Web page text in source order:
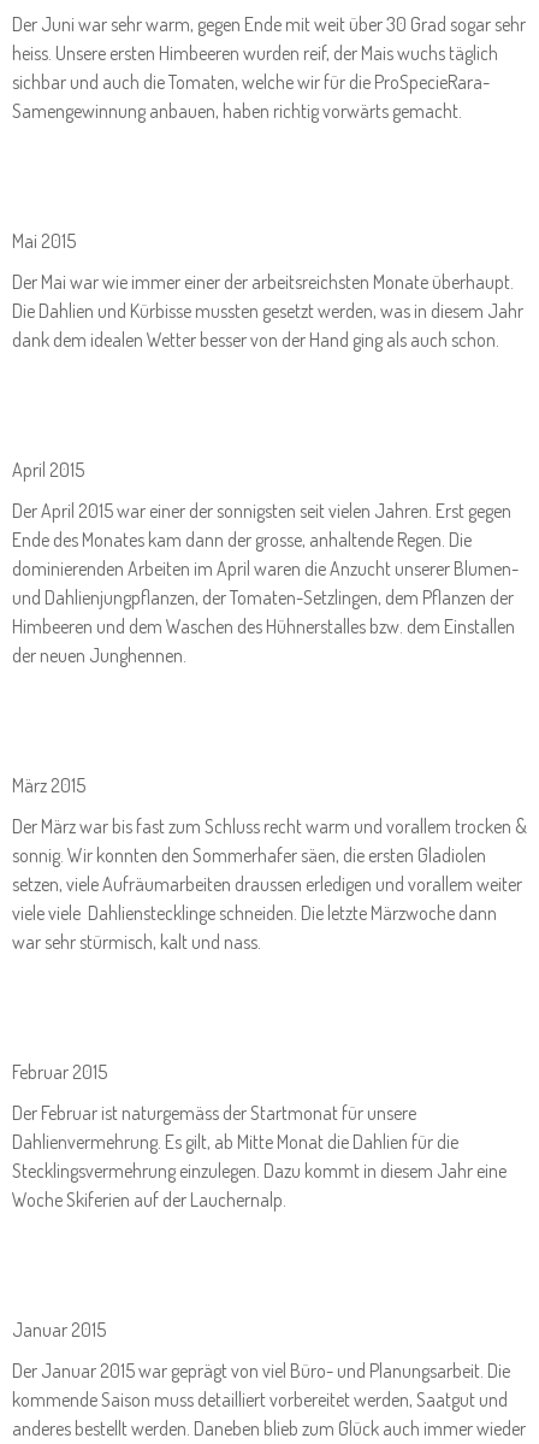
Der Juni war sehr warm, gegen Ende mit weit über 30 Grad sogar sehr
heiss. Unsere ersten Himbeeren wurden reif, der Mais wuchs täglich
sichbar und auch die Tomaten, welche wir für die ProSpecieRara-
Samengewinnung anbauen, haben richtig vorwärts gemacht.
Mai 2015
Der Mai war wie immer einer der arbeitsreichsten Monate überhaupt.
Die Dahlien und Kürbisse mussten gesetzt werden, was in diesem Jahr
dank dem idealen Wetter besser von der Hand ging als auch schon.
April 2015
Der April 2015 war einer der sonnigsten seit vielen Jahren. Erst gegen
Ende des Monates kam dann der grosse, anhaltende Regen. Die
dominierenden Arbeiten im April waren die Anzucht unserer Blumen-
und Dahlienjungpflanzen, der Tomaten-Setzlingen, dem Pflanzen der
Himbeeren und dem Waschen des Hühnerstalles bzw. dem Einstallen
der neuen Junghennen.
März 2015
Der März war bis fast zum Schluss recht warm und vorallem trocken &
sonnig. Wir konnten den Sommerhafer säen, die ersten Gladiolen
setzen, viele Aufräumarbeiten draussen erledigen und vorallem weiter
viele viele Dahlienstecklinge schneiden. Die letzte Märzwoche dann
war sehr stürmisch, kalt und nass.
Februar 2015
Der Februar ist naturgemäss der Startmonat für unsere
Dahlienvermehrung. Es gilt, ab Mitte Monat die Dahlien für die
Stecklingsvermehrung einzulegen. Dazu kommt in diesem Jahr eine
Woche Skiferien auf der Lauchernalp.
Januar 2015
Der Januar 2015 war geprägt von viel Büro- und Planungsarbeit. Die
kommende Saison muss detailliert vorbereitet werden, Saatgut und
anderes bestellt werden. Daneben blieb zum Glück auch immer wieder